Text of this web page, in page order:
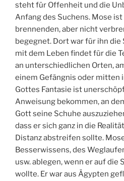
steht für Offenheit und die
Anfang des Suchens. Mose
brennenden, aber nicht
begegnet. Dort war für ihn die
mit dem Leben findet für die
an unterschiedlichen Orten,
einem Gefängnis oder mitten
Gottes Fantasie ist
Anweisung bekommen, an
Gott seine Schuhe
dass er sich ganz in die
Distanz abstreifen sollte.
Besserwissens, des
usw. ablegen, wenn er auf die
wollte. Er war aus Ägypten